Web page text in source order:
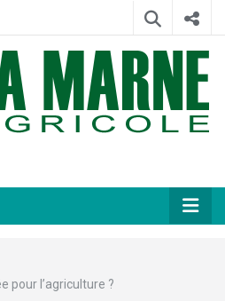
Agricole
pour l’agriculture ?